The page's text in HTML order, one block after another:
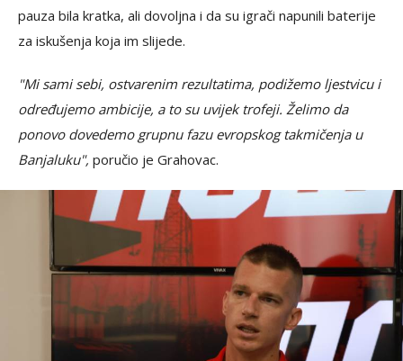
pauza bila kratka, ali dovoljna i da su igrači napunili baterije
za iskušenja koja im slijede.
"Mi sami sebi, ostvarenim rezultatima, podižemo ljestvicu i
određujemo ambicije, a to su uvijek trofeji. Želimo da
ponovo dovedemo grupnu fazu evropskog takmičenja u
Banjaluku", poručio je Grahovac.